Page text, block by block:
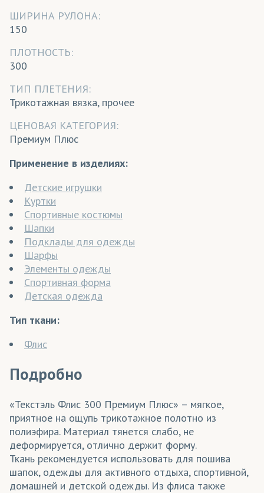
ШИРИНА РУЛОНА:
150
ПЛОТНОСТЬ:
300
ТИП ПЛЕТЕНИЯ:
Трикотажная вязка, прочее
ЦЕНОВАЯ КАТЕГОРИЯ:
Премиум Плюс
Применение в изделиях:
Детские игрушки
Куртки
Спортивные костюмы
Шапки
Подклады для одежды
Шарфы
Элементы одежды
Спортивная форма
Детская одежда
Тип ткани:
Флис
Подробно
«Текстэль Флис 300 Премиум Плюс» – мягкое,
приятное на ощупь трикотажное полотно из
полиэфира. Материал тянется слабо, не
деформируется, отлично держит форму.
Ткань рекомендуется использовать для пошива
шапок, одежды для активного отдыха, спортивной,
домашней и детской одежды. Из флиса также